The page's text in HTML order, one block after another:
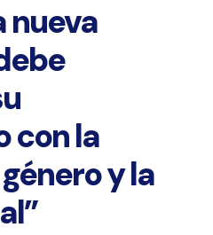
nueva
con la
y la